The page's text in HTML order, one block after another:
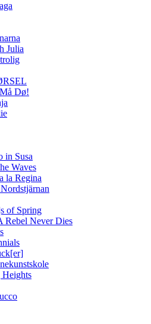
Julia
Dø!
in Susa
Waves
la Regina
of Spring
Rebel Never Dies
Heights